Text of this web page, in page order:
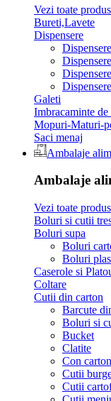
Vezi toate
Bureti,Lavete
Dispensere
Galeti
Imbracaminte de
Mopuri-Maturi-
Saci menaj
Ambalaje
Ambalaje
Vezi toate
Boluri si cutii
Boluri supa
Boluri
Boluri
Caserole si
Coltare
Cutii din carton
Barcute
Boluri si
Bucket
Clatite
Con carton
Cutii
Cutii